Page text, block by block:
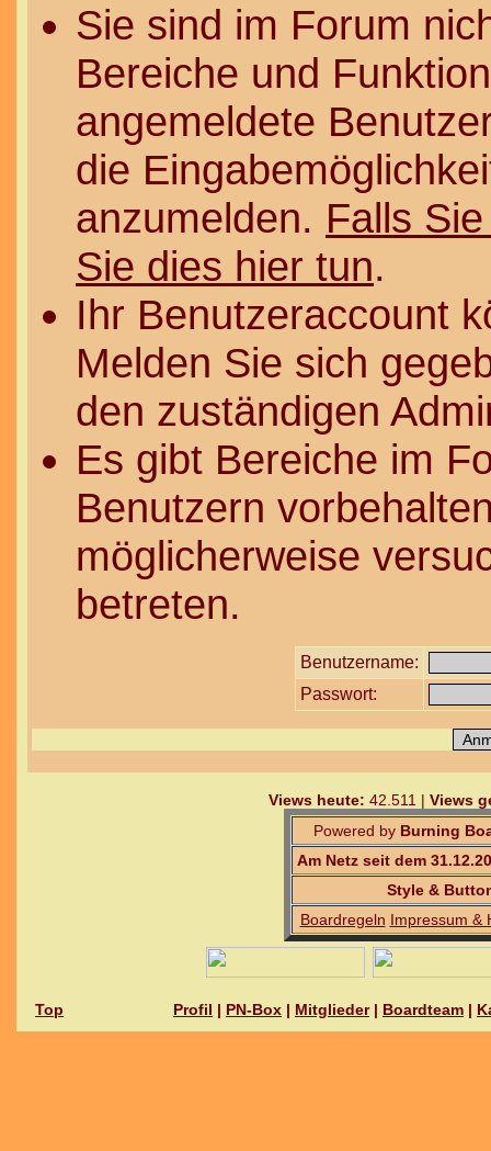
Sie sind im Forum
Bereiche und
angemeldete
die
anzumelden. Falls
Sie dies hier tun.
Ihr Benutzeraccount
Melden Sie sich
den zuständigen
Es gibt Bereiche im
Benutzern
möglicherweise
betreten.
Benutzername:
Passwort:
Views heute: 42.511 | Views
Powered by Burning
Am Netz seit dem
Style &
Boardregeln Impressum &
Top Profil | PN-Box | Mitglieder| Boardteam |